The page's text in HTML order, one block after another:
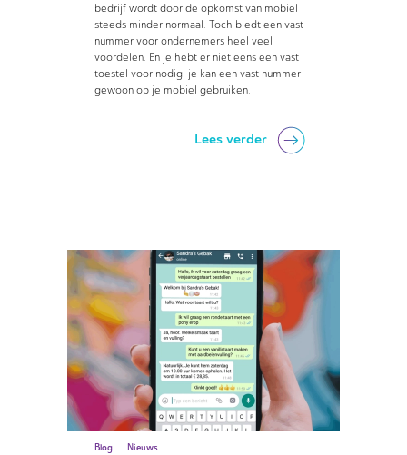
bedrijf wordt door de opkomst van mobiel
steeds minder normaal. Toch biedt een vast
nummer voor ondernemers heel veel
voordelen. En je hebt er niet eens een vast
toestel voor nodig: je kan een vast nummer
gewoon op je mobiel gebruiken.
Lees verder
Blog
Nieuws